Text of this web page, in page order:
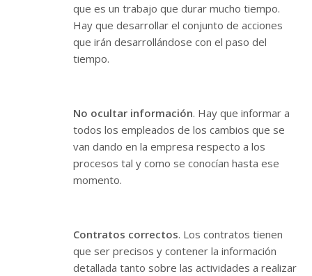
que es un trabajo que durar mucho tiempo.
Hay que desarrollar el conjunto de acciones
que irán desarrollándose con el paso del
tiempo.
No ocultar información. Hay que informar a
todos los empleados de los cambios que se
van dando en la empresa respecto a los
procesos tal y como se conocían hasta ese
momento.
Contratos correctos. Los contratos tienen
que ser precisos y contener la información
detallada tanto sobre las actividades a realizar